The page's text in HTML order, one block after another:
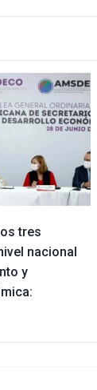
tres
nacional
y